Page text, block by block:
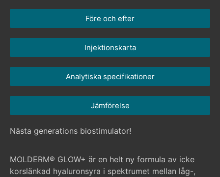
Före och efter
Injektionskarta
Analytiska specifikationer
Jämförelse
Nästa generations biostimulator!
MOLDERM® GLOW+ är en helt ny formula av icke
korslänkad hyaluronsyra i spektrumet mellan låg-,